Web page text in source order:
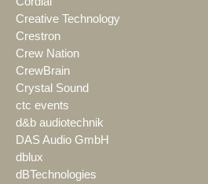
Creative Technology
Crestron
Crew Nation
CrewBrain
Crystal Sound
ctc events
d&b audiotechnik
DAS Audio GmbH
dblux
dBTechnologies